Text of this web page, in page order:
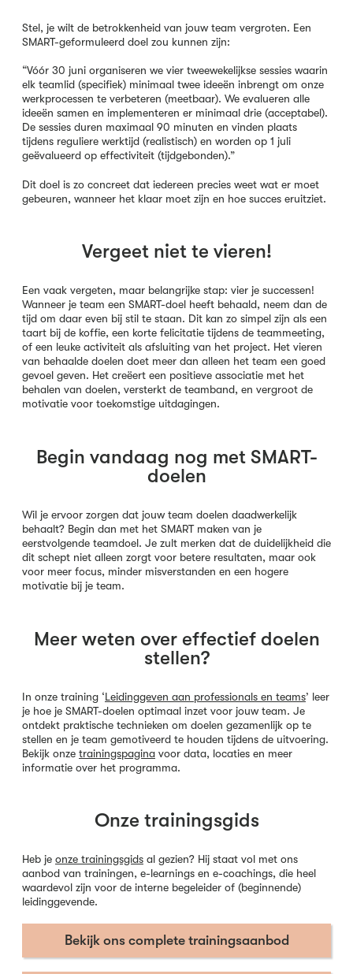
Stel, je wilt de betrokkenheid van jouw team vergroten. Een
SMART-geformuleerd doel zou kunnen zijn:
“Vóór 30 juni organiseren we vier tweewekelijkse sessies waarin
elk teamlid (specifiek) minimaal twee ideeën inbrengt om onze
werkprocessen te verbeteren (meetbaar). We evalueren alle
ideeën samen en implementeren er minimaal drie (acceptabel).
De sessies duren maximaal 90 minuten en vinden plaats
tijdens reguliere werktijd (realistisch) en worden op 1 juli
geëvalueerd op effectiviteit (tijdgebonden).”
Dit doel is zo concreet dat iedereen precies weet wat er moet
gebeuren, wanneer het klaar moet zijn en hoe succes eruitziet.
Vergeet niet te vieren!
Een vaak vergeten, maar belangrijke stap: vier je successen!
Wanneer je team een SMART-doel heeft behaald, neem dan de
tijd om daar even bij stil te staan. Dit kan zo simpel zijn als een
taart bij de koffie, een korte felicitatie tijdens de teammeeting,
of een leuke activiteit als afsluiting van het project. Het vieren
van behaalde doelen doet meer dan alleen het team een goed
gevoel geven. Het creëert een positieve associatie met het
behalen van doelen, versterkt de teamband, en vergroot de
motivatie voor toekomstige uitdagingen.
Begin vandaag nog met SMART-
doelen
Wil je ervoor zorgen dat jouw team doelen daadwerkelijk
behaalt? Begin dan met het SMART maken van je
eerstvolgende teamdoel. Je zult merken dat de duidelijkheid die
dit schept niet alleen zorgt voor betere resultaten, maar ook
voor meer focus, minder misverstanden en een hogere
motivatie bij je team.
Meer weten over effectief doelen
stellen?
In onze training ‘Leidinggeven aan professionals en teams’ leer
je hoe je SMART-doelen optimaal inzet voor jouw team. Je
ontdekt praktische technieken om doelen gezamenlijk op te
stellen en je team gemotiveerd te houden tijdens de uitvoering.
Bekijk onze trainingspagina voor data, locaties en meer
informatie over het programma.
Onze trainingsgids
Heb je onze trainingsgids al gezien? Hij staat vol met ons
aanbod van trainingen, e-learnings en e-coachings, die heel
waardevol zijn voor de interne begeleider of (beginnende)
leidinggevende.
Bekijk ons complete trainingsaanbod